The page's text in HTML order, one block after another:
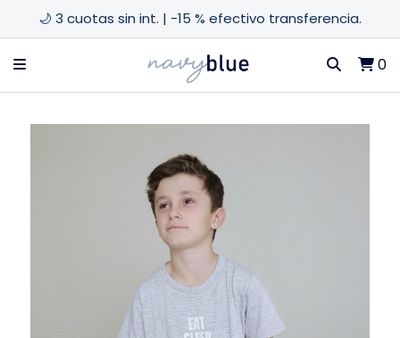
🌙 3 cuotas sin int. | -15 % efectivo transferencia.
0